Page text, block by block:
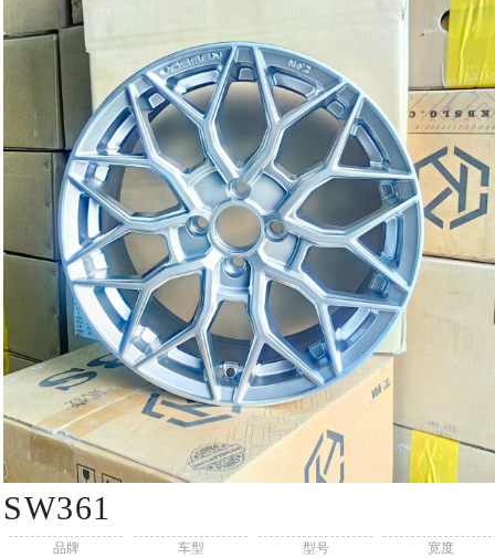
SW361
品牌 车型 型号 宽度